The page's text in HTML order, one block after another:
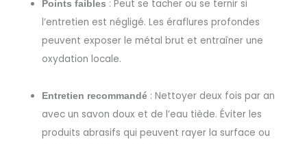
Points faibles : Peut se tacher ou se ternir si
l’entretien est négligé. Les éraflures profondes
peuvent exposer le métal brut et entraîner une
oxydation locale.
Entretien recommandé : Nettoyer deux fois par an
avec un savon doux et de l’eau tiède. Éviter les
produits abrasifs qui peuvent rayer la surface ou